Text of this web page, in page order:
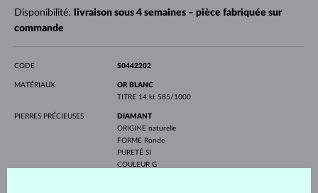
Disponibilité:
livraison sous 4 semaines – pièce fabriquée sur
commande
CODE S0442202
MATÉRIAUX
OR BLANC
TITRE 14 kt 585/1000
PIERRES PRÉCIEUSES
DIAMANT
ORIGINE naturelle
FORME Ronde
PURETÉ SI
COULEUR G